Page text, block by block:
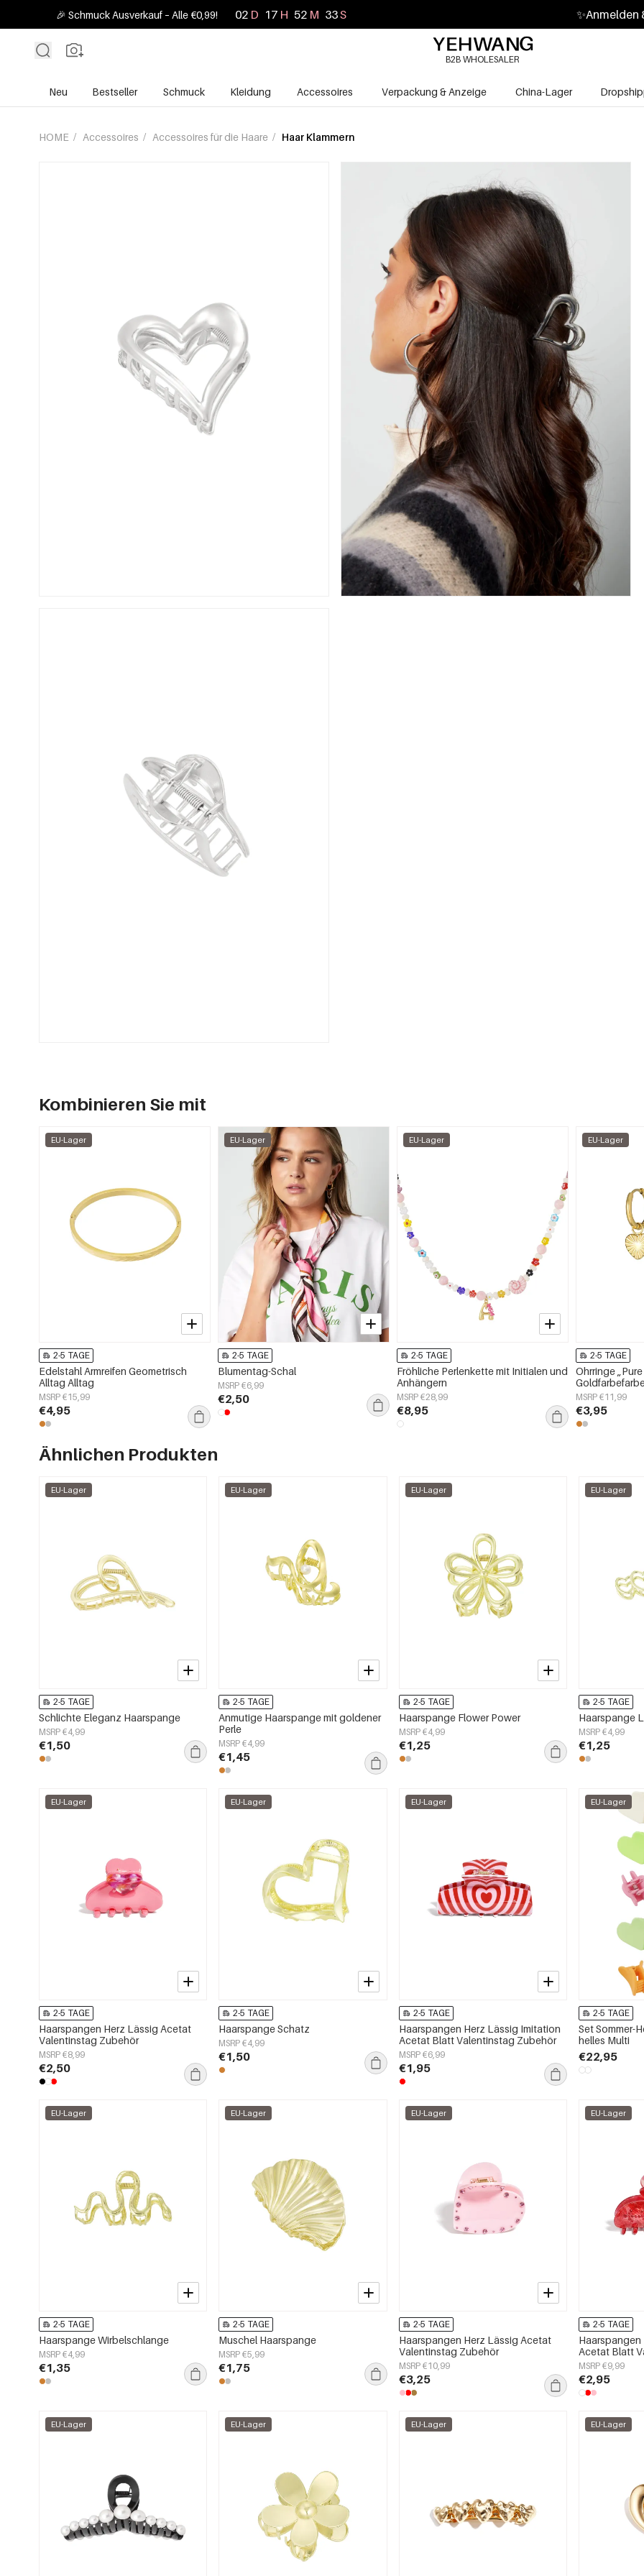
🎉 Schmuck Ausverkauf – Alle €0,99! 02 D 17 H 52 M 31S ✨Anmelden
B2B WHOLESALER
Neu Bestseller Schmuck Kleidung Accessoires Verpackung & Anzeige China-Lager
HOME / Accessoires / Accessoires für die Haare / Haar Klammern
Kombinieren Sie mit
EU-Lager
2-5 TAGE
Edelstahl Armreifen Geometrisch
Alltag Alltag
MSRP €15,99
€4,95
EU-Lager
2-5 TAGE
Blumentag-Schal
MSRP €6,99
€2,50
EU-Lager
2-5 TAGE
Fröhliche Perlenkette mit Initialen und
Anhängern
MSRP €28,99
€8,95
EU-Lager
2-5 TAGE
Ohrringe
MSRP €11,99
€3,95
Ähnlichen Produkten
EU-Lager
2-5 TAGE
Schlichte Eleganz Haarspange
MSRP €4,99
€1,50
EU-Lager
2-5 TAGE
Anmutige Haarspange mit goldener
Perle
MSRP €4,99
€1,45
EU-Lager
2-5 TAGE
Haarspange Flower Power
MSRP €4,99
€1,25
EU-Lager
2-5 TAGE
Haarspange
MSRP €4,99
€1,25
EU-Lager
2-5 TAGE
Haarspangen Herz Lässig Acetat
Valentinstag Zubehör
MSRP €8,99
€2,50
EU-Lager
2-5 TAGE
Haarspange Schatz
MSRP €4,99
€1,50
EU-Lager
2-5 TAGE
Haarspangen Herz Lässig Imitation
Acetat Blatt Valentinstag Zubehör
MSRP €6,99
€1,95
EU-Lager
2-5 TAGE
Set Sommer-
helles Multi
€22,95
EU-Lager
2-5 TAGE
Haarspange Wirbelschlange
MSRP €4,99
€1,35
EU-Lager
2-5 TAGE
Muschel Haarspange
MSRP €5,99
€1,75
EU-Lager
2-5 TAGE
Haarspangen Herz Lässig Acetat
Valentinstag Zubehör
MSRP €10,99
€3,25
EU-Lager
2-5 TAGE
Acetat Blatt
MSRP €9,99
€2,95
EU-Lager EU-Lager EU-Lager EU-Lager